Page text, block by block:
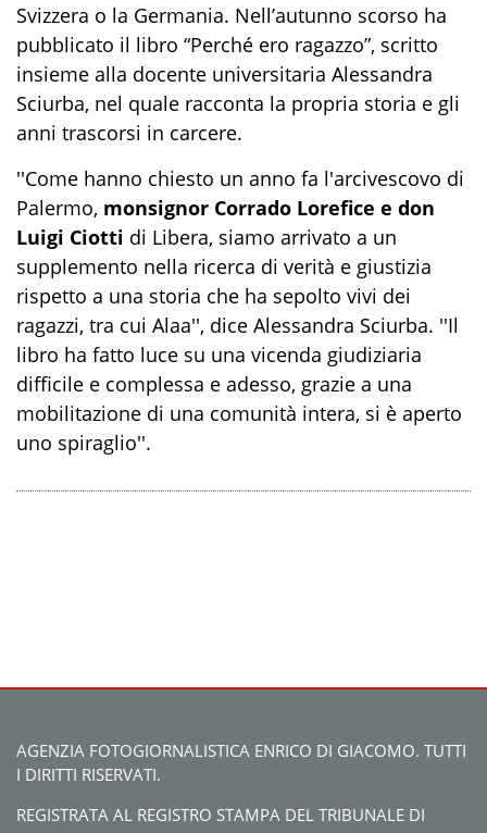
Svizzera o la Germania. Nell’autunno scorso ha
pubblicato il libro “Perché ero ragazzo”, scritto
insieme alla docente universitaria Alessandra
Sciurba, nel quale racconta la propria storia e gli
anni trascorsi in carcere.
''Come hanno chiesto un anno fa l'arcivescovo di
Palermo, monsignor Corrado Lorefice e don
Luigi Ciotti di Libera, siamo arrivato a un
supplemento nella ricerca di verità e giustizia
rispetto a una storia che ha sepolto vivi dei
ragazzi, tra cui Alaa'', dice Alessandra Sciurba. ''Il
libro ha fatto luce su una vicenda giudiziaria
difficile e complessa e adesso, grazie a una
mobilitazione di una comunità intera, si è aperto
uno spiraglio''.
AGENZIA FOTOGIORNALISTICA ENRICO DI GIACOMO. TUTTI
I DIRITTI RISERVATI.
REGISTRATA AL REGISTRO STAMPA DEL TRIBUNALE DI